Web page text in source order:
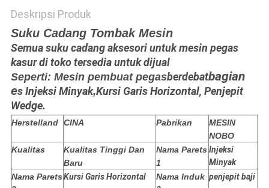
Deskripsi Produk
Suku Cadang Tombak Mesin
Semua suku cadang aksesori untuk mesin pegas
kasur di toko tersedia untuk dijual
Seperti: Mesin pembuat pegasberdebatbagian
es Injeksi Minyak,Kursi Garis Horizontal, Penjepit
Wedge.
Herstelland CINA Pabrikan
MESIN
NOBO
Kualitas
Kualitas Tinggi Dan
Baru
Nama Parets
1
Injeksi
Minyak
Nama ParetsKursi Garis Horizontal
Nama Induk penjepit baji